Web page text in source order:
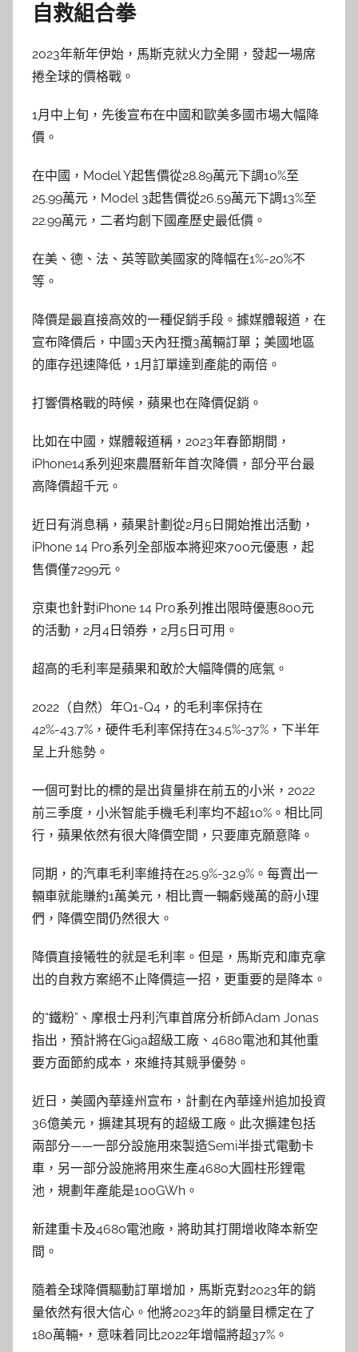
自救組合拳
2023年新年伊始，馬斯克就火力全開，發起一場席
捲全球的價格戰。
1月中上旬，先後宣布在中國和歐美多國市場大幅降
價。
在中國，Model Y起售價從28.89萬元下調10%至
25.99萬元，Model 3起售價從26.59萬元下調13%至
22.99萬元，二者均創下國產歷史最低價。
在美、德、法、英等歐美國家的降幅在1%-20%不
等。
降價是最直接高效的一種促銷手段。據媒體報道，在
宣布降價后，中國3天內狂攬3萬輛訂單；美國地區
的庫存迅速降低，1月訂單達到產能的兩倍。
打響價格戰的時候，蘋果也在降價促銷。
比如在中國，媒體報道稱，2023年春節期間，
iPhone14系列迎來農曆新年首次降價，部分平台最
高降價超千元。
近日有消息稱，蘋果計劃從2月5日開始推出活動，
iPhone 14 Pro系列全部版本將迎來700元優惠，起
售價僅7299元。
京東也針對iPhone 14 Pro系列推出限時優惠800元
的活動，2月4日領券，2月5日可用。
超高的毛利率是蘋果和敢於大幅降價的底氣。
2022（自然）年Q1-Q4，的毛利率保持在
42%-43.7%，硬件毛利率保持在34.5%-37%，下半年
呈上升態勢。
一個可對比的標的是出貨量排在前五的小米，2022
前三季度，小米智能手機毛利率均不超10%。相比同
行，蘋果依然有很大降價空間，只要庫克願意降。
同期，的汽車毛利率維持在25.9%-32.9%。每賣出一
輛車就能賺約1萬美元，相比賣一輛虧幾萬的蔚小理
們，降價空間仍然很大。
降價直接犧牲的就是毛利率。但是，馬斯克和庫克拿
出的自救方案絕不止降價這一招，更重要的是降本。
的“鐵粉”、摩根士丹利汽車首席分析師Adam Jonas
指出，預計將在Giga超級工廠、4680電池和其他重
要方面節約成本，來維持其競爭優勢。
近日，美國內華達州宣布，計劃在內華達州追加投資
36億美元，擴建其現有的超級工廠。此次擴建包括
兩部分——一部分設施用來製造Semi半掛式電動卡
車，另一部分設施將用來生產4680大圓柱形鋰電
池，規劃年產能是100GWh。
新建重卡及4680電池廠，將助其打開增收降本新空
間。
隨着全球降價驅動訂單增加，馬斯克對2023年的銷
量依然有很大信心。他將2023年的銷量目標定在了
180萬輛+，意味着同比2022年增幅將超37%。